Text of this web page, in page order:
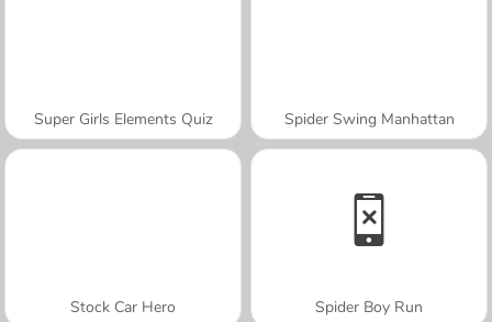
Super Girls Elements Quiz Spider Swing Manhattan
Stock Car Hero Spider Boy Run